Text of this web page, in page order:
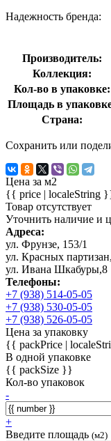
Надежность бренда:
Производитель:
Коллекция:
Кол-во в упаковке:
Площадь в
Страна:
Сохранить или
Цена за м2
{{ price | localeString
Товар отсутствует
Уточнить наличие и
Адреса:
ул. Фрунзе, 153/1
ул. Красных
ул. Ивана Шкабуры,8
Телефоны:
+7 (938) 514-05-05
+7 (938) 530-05-05
+7 (938) 526-05-05
Цена за упаковку
{{ packPrice |
В одной упаковке
{{ packSize }}
Кол-во упаковок
-
+
Введите площадь (м2)